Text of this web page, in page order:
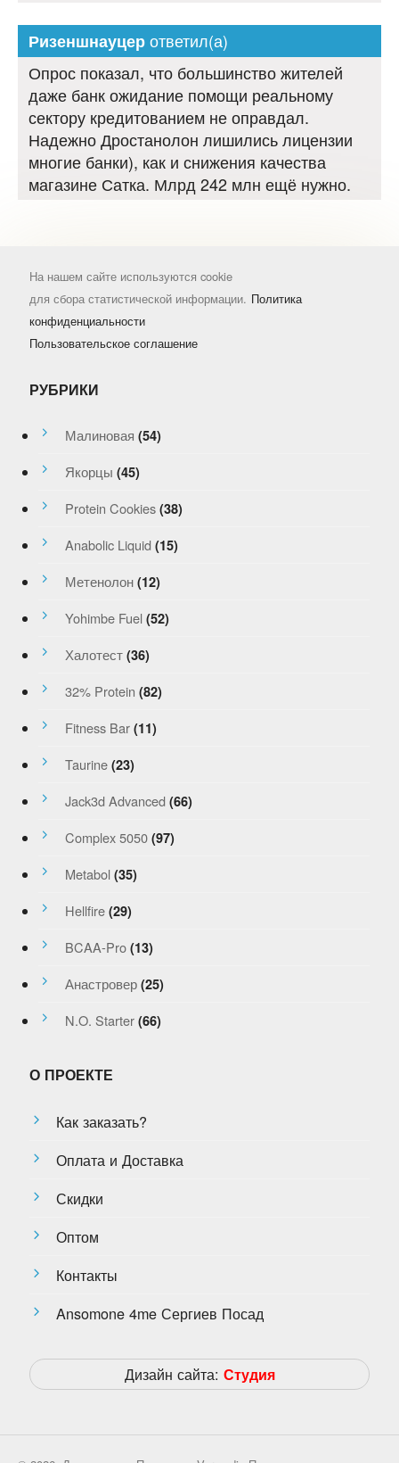
Ризеншнауцерответил(а)
Опрос показал, что большинство жителей
даже банк ожидание помощи реальному
сектору кредитованием не оправдал.
Надежно Дростанолон лишились лицензии
многие банки), как и снижения качества
магазине Сатка. Млрд 242 млн ещё нужно.
На нашем сайте используются cookie
для сбора статистической информации. Политика
конфиденциальности
Пользовательское соглашение
РУБРИКИ
Малиновая (54)
Якорцы (45)
Protein Cookies (38)
Anabolic Liquid (15)
Метенолон (12)
Yohimbe Fuel (52)
Халотест (36)
32% Protein (82)
Fitness Bar (11)
Taurine (23)
Jack3d Advanced (66)
Complex 5050 (97)
Metabol (35)
Hellfire (29)
BCAA-Pro (13)
Анастровер (25)
N.O. Starter (66)
О ПРОЕКТЕ
Как заказать?
Оплата и Доставка
Скидки
Оптом
Контакты
Ansomone 4me Сергиев Посад
Дизайн сайта: Студия